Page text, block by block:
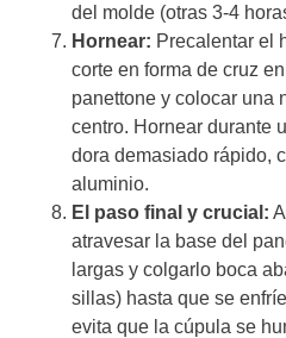
del molde (otras 3-4
Hornear: Precalentar el
corte en forma de cruz
panettone y colocar una
centro. Hornear durante
dora demasiado rápido,
aluminio.
El paso final y crucial:
atravesar la base del
largas y colgarlo boca
sillas) hasta que se
evita que la cúpula se